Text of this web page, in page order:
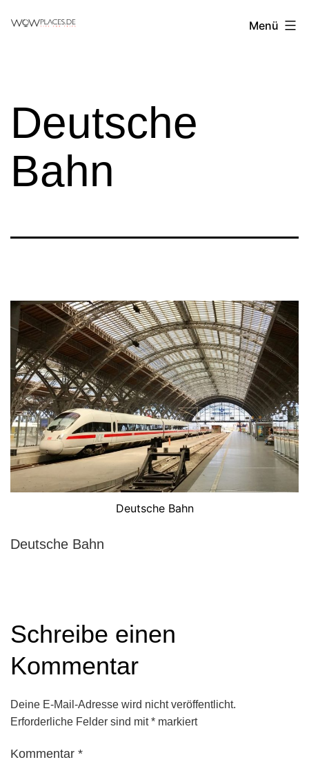
Reiseblog
Menü
Deutsche
Bahn
Deutsche Bahn
Deutsche Bahn
Schreibe einen
Kommentar
Deine E-Mail-Adresse wird nicht veröffentlicht.
Erforderliche Felder sind mit* markiert
Kommentar *